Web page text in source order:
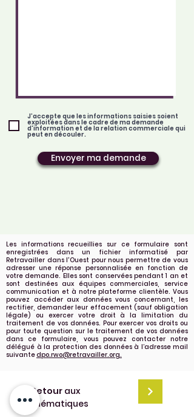
J’accepte que les informations saisies soient
exploitées dans le cadre de ma demande
d'information et de la relation commerciale qui
peut en découler.
Envoyer ma demande
Les informations recueillies sur ce formulaire sont
enregistrées dans un fichier informatisé par
Retravailler dans l'Ouest pour nous permettre de vous
adresser une réponse personnalisée en fonction de
votre demande. Elles sont conservées pendant 1 an et
sont destinées aux équipes commerciales, service
communication et à notre plateforme clientèle. Vous
pouvez accéder aux données vous concernant, les
rectifier, demander leur effacement (sauf obligation
légale) ou exercer votre droit à la limitation du
traitement de vos données. Pour exercer vos droits ou
pour toute question sur le traitement de vos données
dans ce formulaire, vous pouvez contacter notre
délégué à la protection des données à l’adresse mail
suivantedpo.rwo@retravailler.org.
Retour aux
thématiques